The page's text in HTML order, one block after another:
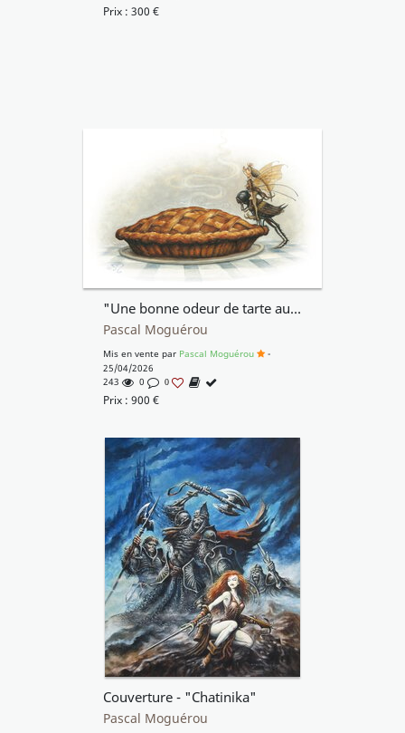
Prix : 300 €
"Une bonne odeur de tarte aux pommes"
Pascal Moguérou
Mis en vente par Pascal Moguérou
-
25/04/2026
243
0 0
Prix : 900 €
Couverture - "Chatinika"
Pascal Moguérou